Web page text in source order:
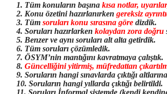
1. Tüm konuların başına kısa notlar,
2. Konu özetini hazırlanırken gereksiz
3. Tüm soruları konu sırasına göre dizdik.
4. Soruları hazırlarken kolaydan zora doğru
5. Benzer ve aynı soruları alt alta getirdik.
6. Tüm soruları çözümledik.
7. ÖSYM’nin mantığını kavratmaya çalıştık.
8. Güncelliğini yitirmiş, müfredattan
9. Soruların hangi sınavlarda çıktığı altlarına
10. Soruların hangi yıllarda çıktığı belirtildi.